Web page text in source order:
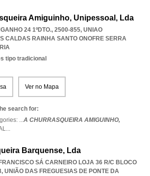
Amiguinho, Unipessoal, Lda
24 1ºDTO., 2500-855, UNIAO
CALDAS RAINHA SANTO ONOFRE SERRA
tipo tradicional
Ver no Mapa
search for:
...A CHURRASQUEIRA AMIGUINHO,
...
Barquense, Lda
SÁ CARNEIRO LOJA 36 R/C BLOCO
UNIÃO DAS FREGUESIAS DE PONTE DA